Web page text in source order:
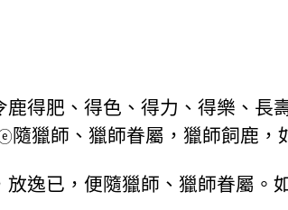
得肥、得色、得力、得樂、長
隨獵師、獵師眷屬，獵師飼鹿，
逸已，便隨獵師、獵師眷屬。